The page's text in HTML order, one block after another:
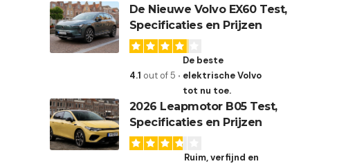
De Nieuwe Volvo EX60 Test,
Specificaties en Prijzen
4.1 out of 5
De beste
elektrische Volvo
tot nu toe.
2026 Leapmotor B05 Test,
Specificaties en Prijzen
Ruim, verfijnd en